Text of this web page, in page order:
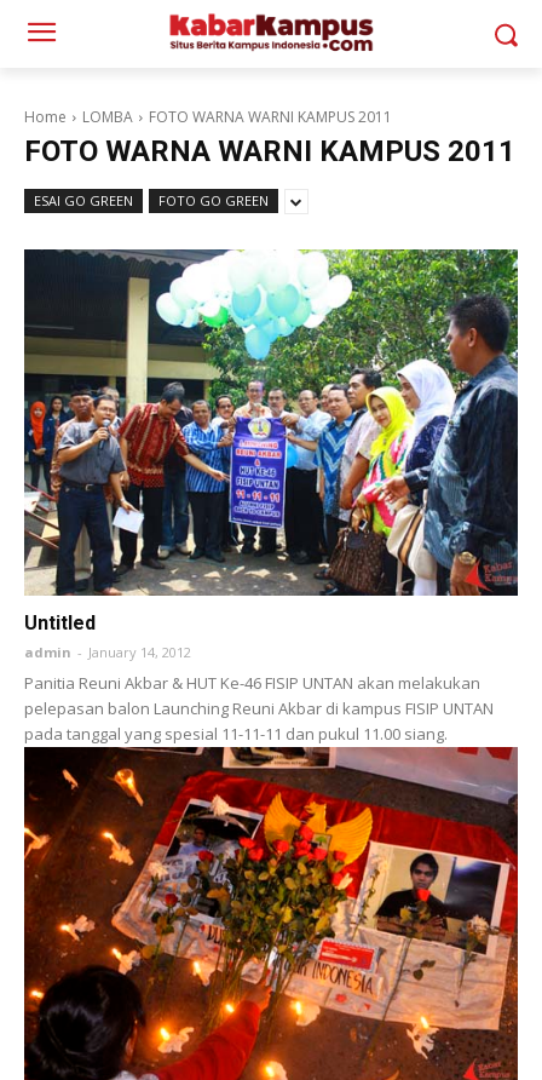
Home LOMBA FOTO WARNA WARNI KAMPUS 2011
FOTO WARNA WARNI KAMPUS 2011
ESAI GO GREEN FOTO GO GREEN
Untitled
admin - January 14, 2012
Panitia Reuni Akbar & HUT Ke-46 FISIP UNTAN akan melakukan
pelepasan balon Launching Reuni Akbar di kampus FISIP UNTAN
pada tanggal yang spesial 11-11-11 dan pukul 11.00 siang.